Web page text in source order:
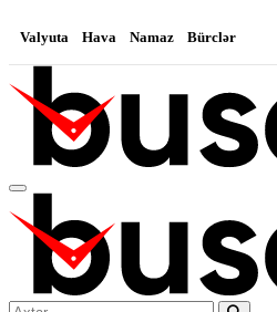
Valyuta Hava Namaz Bürclər